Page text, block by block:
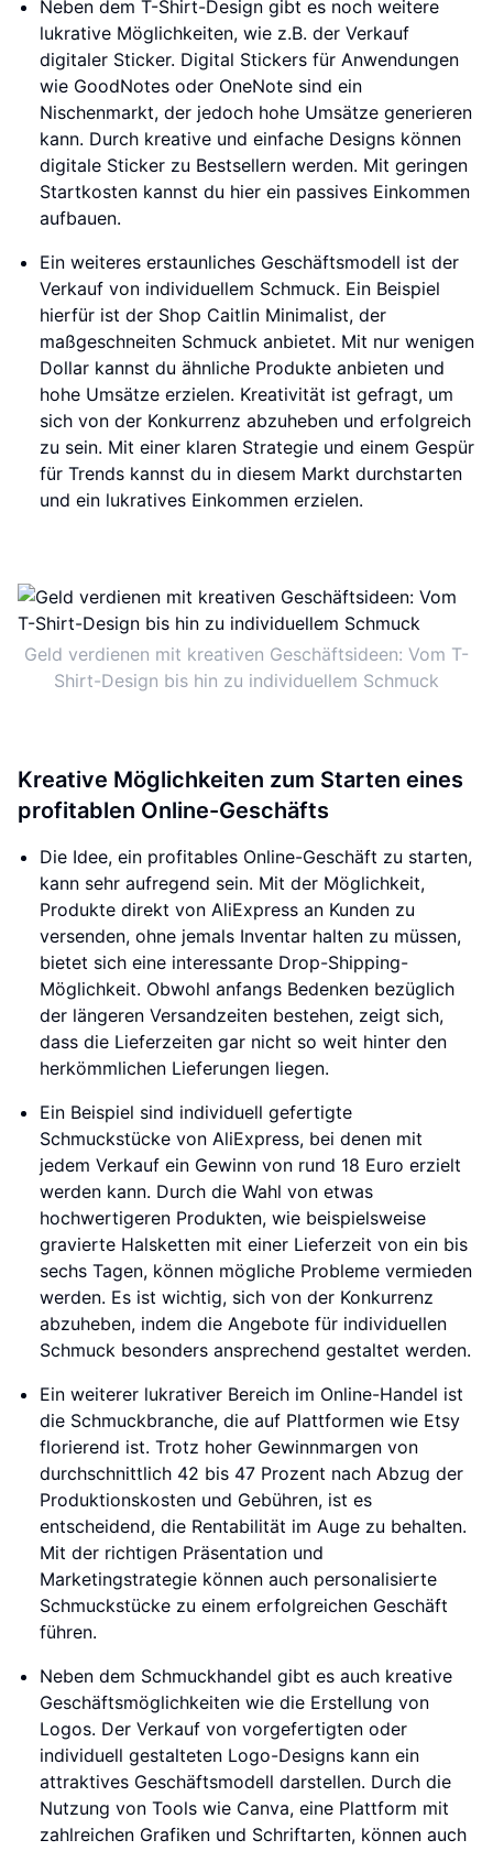
Neben dem T-Shirt-Design gibt es noch weitere
lukrative Möglichkeiten, wie z.B. der Verkauf
digitaler Sticker. Digital Stickers für Anwendungen
wie GoodNotes oder OneNote sind ein
Nischenmarkt, der jedoch hohe Umsätze generieren
kann. Durch kreative und einfache Designs können
digitale Sticker zu Bestsellern werden. Mit geringen
Startkosten kannst du hier ein passives Einkommen
aufbauen.
Ein weiteres erstaunliches Geschäftsmodell ist der
Verkauf von individuellem Schmuck. Ein Beispiel
hierfür ist der Shop Caitlin Minimalist, der
maßgeschneiten Schmuck anbietet. Mit nur wenigen
Dollar kannst du ähnliche Produkte anbieten und
hohe Umsätze erzielen. Kreativität ist gefragt, um
sich von der Konkurrenz abzuheben und erfolgreich
zu sein. Mit einer klaren Strategie und einem Gespür
für Trends kannst du in diesem Markt durchstarten
und ein lukratives Einkommen erzielen.
Geld verdienen mit kreativen Geschäftsideen: Vom T-
Shirt-Design bis hin zu individuellem Schmuck
Kreative Möglichkeiten zum Starten eines
profitablen Online-Geschäfts
Die Idee, ein profitables Online-Geschäft zu starten,
kann sehr aufregend sein. Mit der Möglichkeit,
Produkte direkt von AliExpress an Kunden zu
versenden, ohne jemals Inventar halten zu müssen,
bietet sich eine interessante Drop-Shipping-
Möglichkeit. Obwohl anfangs Bedenken bezüglich
der längeren Versandzeiten bestehen, zeigt sich,
dass die Lieferzeiten gar nicht so weit hinter den
herkömmlichen Lieferungen liegen.
Ein Beispiel sind individuell gefertigte
Schmuckstücke von AliExpress, bei denen mit
jedem Verkauf ein Gewinn von rund 18 Euro erzielt
werden kann. Durch die Wahl von etwas
hochwertigeren Produkten, wie beispielsweise
gravierte Halsketten mit einer Lieferzeit von ein bis
sechs Tagen, können mögliche Probleme vermieden
werden. Es ist wichtig, sich von der Konkurrenz
abzuheben, indem die Angebote für individuellen
Schmuck besonders ansprechend gestaltet werden.
Ein weiterer lukrativer Bereich im Online-Handel ist
die Schmuckbranche, die auf Plattformen wie Etsy
florierend ist. Trotz hoher Gewinnmargen von
durchschnittlich 42 bis 47 Prozent nach Abzug der
Produktionskosten und Gebühren, ist es
entscheidend, die Rentabilität im Auge zu behalten.
Mit der richtigen Präsentation und
Marketingstrategie können auch personalisierte
Schmuckstücke zu einem erfolgreichen Geschäft
führen.
Neben dem Schmuckhandel gibt es auch kreative
Geschäftsmöglichkeiten wie die Erstellung von
Logos. Der Verkauf von vorgefertigten oder
individuell gestalteten Logo-Designs kann ein
attraktives Geschäftsmodell darstellen. Durch die
Nutzung von Tools wie Canva, eine Plattform mit
zahlreichen Grafiken und Schriftarten, können auch